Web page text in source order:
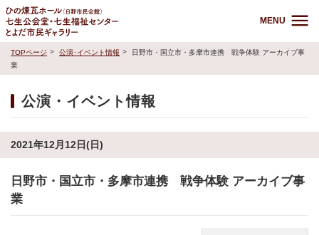
MENU
TOPページ 公演･イベント情報
日野市・国立市・多摩市連携 戦争体験 アーカイブ事
業
公演・イベント情報
2021年12月12日(日)
日野市・国立市・多摩市連携 戦争体験 アーカイブ事
業